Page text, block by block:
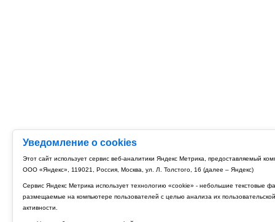
Уведомление о cookies
Этот сайт использует сервис веб-аналитики Яндекс Метрика, предоставляемый
ООО «Яндекс», 119021, Россия, Москва, ул. Л. Толстого, 16 (далее – Яндекс)
Сервис Яндекс Метрика использует технологию «cookie» - небольшие текстовые
размещаемые на компьютере пользователей с целью анализа их пользовательской
активности.